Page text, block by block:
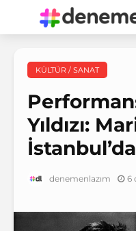
KÜLTÜR / SANAT
Yıldızı:
denemenlazım 6